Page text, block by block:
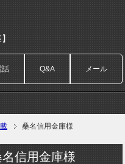
話 Q&A メール
桑名信用金庫様
信用金庫様